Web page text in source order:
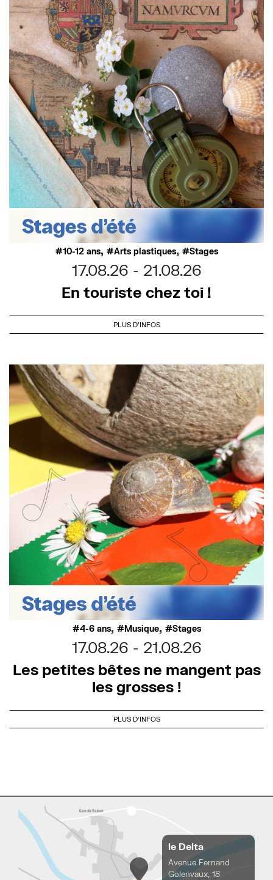
10-12 ans, Arts plastiques, Stages
17.08.26
21.08.26
En touriste chez toi !
PLUS D'INFOS
4-6 ans, Musique, Stages
17.08.26
21.08.26
Les petites bêtes ne mangent pas
les grosses !
PLUS D'INFOS
le Delta
Avenue Fernand
Golenvaux, 18